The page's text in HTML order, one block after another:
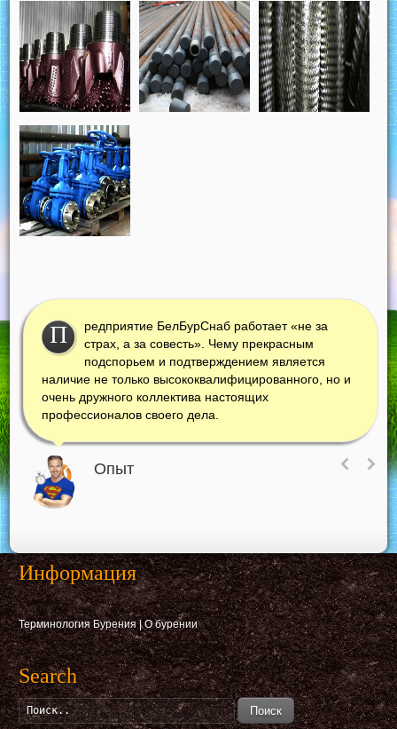
П
редприятие БелБурСнаб работает «не за
страх, а за совесть». Чему прекрасным
подспорьем и подтверждением является
наличие не только высококвалифицированного, но и
очень дружного коллектива настоящих
профессионалов своего дела.
Опыт
Информация
Терминология Бурения|О бурении
Search
Поиск